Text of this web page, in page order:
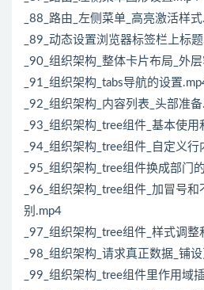
_88_路由_左侧菜单_高亮激活样
_89_动态设置浏览器标签栏上标
_90_组织架构_整体卡片布局_外
_91_组织架构_tabs导航的设置
_92_组织架构_内容列表_头部准
_93_组织架构_tree组件_基本使
_94_组织架构_tree组件_自定义行
_95_组织架构_tree组件换成部门
_96_组织架构_tree组件_加冒号
别.mp4
_97_组织架构_tree组件_样式调
_98_组织架构_请求真正数据_铺
_99_组织架构_tree组件里作用域